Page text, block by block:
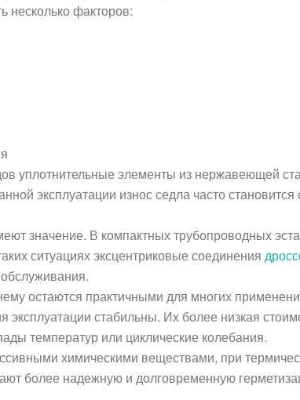
несколько факторов:
уплотнительные элементы из нержавеющей
эксплуатации износ седла часто
значение. В компактных трубопроводных
ситуациях эксцентриковые соединения
остаются практичными для многих
стабильны. Их более низкая
температур или циклические колебания.
химическими веществами, при
более надежную и долговременную